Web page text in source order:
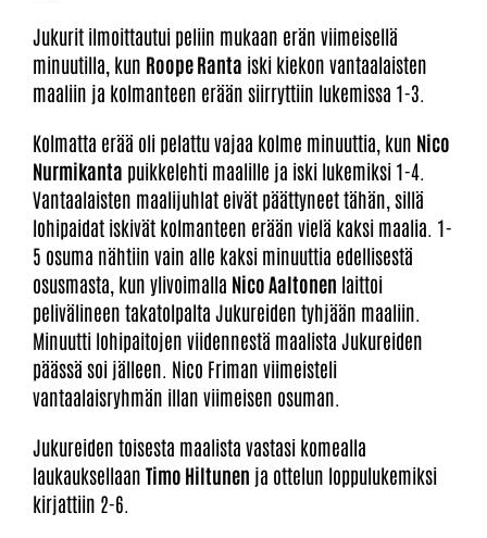
Jukurit ilmoittautui peliin mukaan erän viimeisellä
minuutilla, kun Roope Ranta iski kiekon vantaalaisten
maaliin ja kolmanteen erään siirryttiin lukemissa 1-3.
Kolmatta erää oli pelattu vajaa kolme minuuttia, kun Nico
Nurmikanta puikkelehti maalille ja iski lukemiksi 1-4.
Vantaalaisten maalijuhlat eivät päättyneet tähän, sillä
lohipaidat iskivät kolmanteen erään vielä kaksi maalia. 1-
5 osuma nähtiin vain alle kaksi minuuttia edellisestä
osusmasta, kun ylivoimalla Nico Aaltonen laittoi
pelivälineen takatolpalta Jukureiden tyhjään maaliin.
Minuutti lohipaitojen viidennestä maalista Jukureiden
päässä soi jälleen. Nico Friman viimeisteli
vantaalaisryhmän illan viimeisen osuman.
Jukureiden toisesta maalista vastasi komealla
laukauksellaan Timo Hiltunen ja ottelun loppulukemiksi
kirjattiin 2-6.